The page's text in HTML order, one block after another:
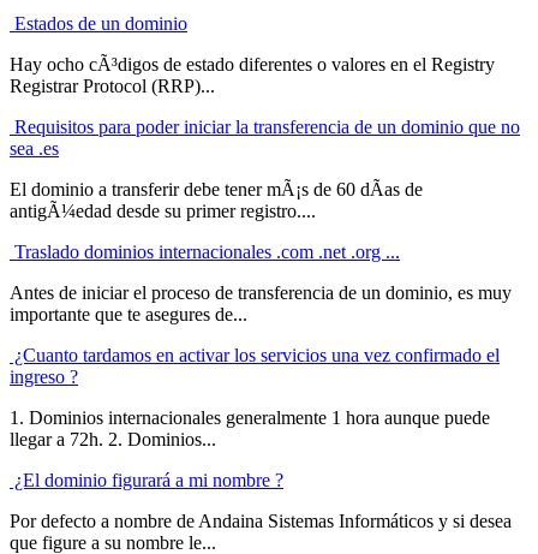
Estados de un dominio
Hay ocho cÃ³digos de estado diferentes o valores en el Registry
Registrar Protocol (RRP)...
Requisitos para poder iniciar la transferencia de un dominio que no
sea .es
El dominio a transferir debe tener mÃ¡s de 60 dÃ­as de
antigÃ¼edad desde su primer registro....
Traslado dominios internacionales .com .net .org ...
Antes de iniciar el proceso de transferencia de un dominio, es muy
importante que te asegures de...
¿Cuanto tardamos en activar los servicios una vez confirmado el
ingreso ?
1. Dominios internacionales generalmente 1 hora aunque puede
llegar a 72h. 2. Dominios...
¿El dominio figurará a mi nombre ?
Por defecto a nombre de Andaina Sistemas Informáticos y si desea
que figure a su nombre le...